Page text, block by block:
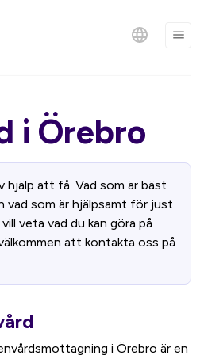
i Örebro
hjälp att få. Vad som är bäst
vad som är hjälpsamt för just
veta vad du kan göra på
att kontakta oss på
i Örebro är en